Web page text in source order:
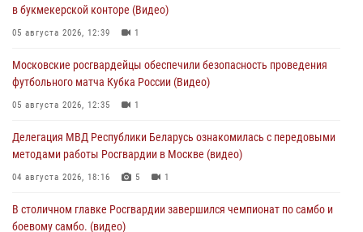
в букмекерской конторе (Видео)
05 августа 2026, 12:39 1
Московские росгвардейцы обеспечили безопасность проведения
футбольного матча Кубка России (Видео)
05 августа 2026, 12:35 1
Делегация МВД Республики Беларусь ознакомилась с передовыми
методами работы Росгвардии в Москве (видео)
04 августа 2026, 18:16 5 1
В столичном главке Росгвардии завершился чемпионат по самбо и
боевому самбо. (видео)